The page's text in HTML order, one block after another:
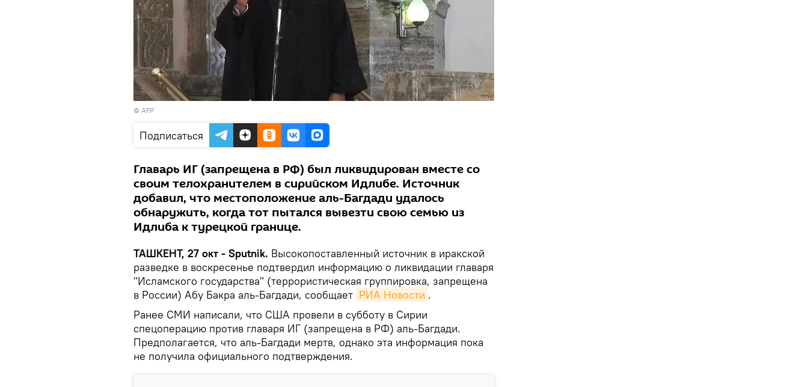
© AFP
Подписаться
Главарь ИГ (запрещена в РФ) был ликвидирован вместе со
своим телохранителем в сирийском Идлибе. Источник
добавил, что местоположение аль-Багдади удалось
обнаружить, когда тот пытался вывезти свою семью из
Идлиба к турецкой границе.
ТАШКЕНТ, 27 окт - Sputnik. Высокопоставленный источник в иракской
разведке в воскресенье подтвердил информацию о ликвидации главаря
"Исламского государства" (террористическая группировка, запрещена
в России) Абу Бакра аль-Багдади, сообщает РИА Новости .
Ранее СМИ написали, что США провели в субботу в Сирии
спецоперацию против главаря ИГ (запрещена в РФ) аль-Багдади.
Предполагается, что аль-Багдади мертв, однако эта информация пока
не получила официального подтверждения.